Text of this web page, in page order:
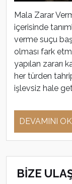
Mala Zarar
içerisinde
verme suçu
olması fark
yapılan zararı
her türden
işlevsiz hale
DEVAMINI
BİZE